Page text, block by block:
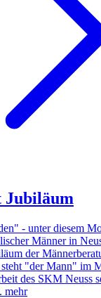
- unter diesem
Männer in
der
steht "der Mann" im
des SKM Neuss
mehr